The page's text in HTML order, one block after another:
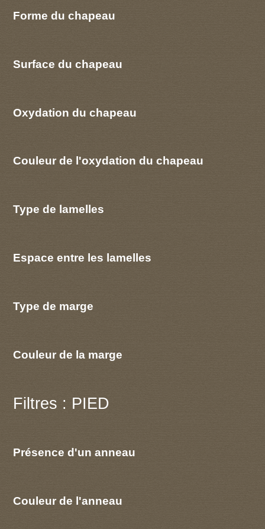
Forme du chapeau
Surface du chapeau
Oxydation du chapeau
Couleur de l'oxydation du chapeau
Type de lamelles
Espace entre les lamelles
Type de marge
Couleur de la marge
Filtres : PIED
Présence d'un anneau
Couleur de l'anneau